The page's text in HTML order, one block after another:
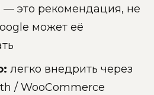
— это рекомендация, не
может её
легко внедрить через
/ WooCommerce